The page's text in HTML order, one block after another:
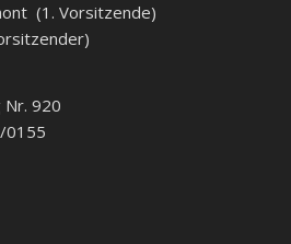
(1. Vorsitzende)
920
0155